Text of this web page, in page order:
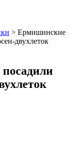
> Ермишинские
двухлеток